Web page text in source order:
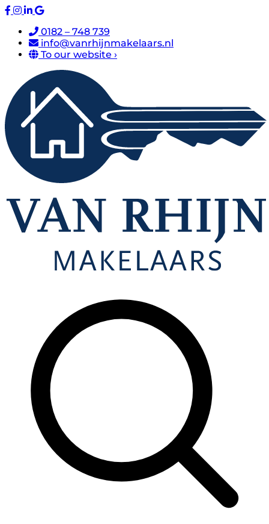
0182 – 748 739
info@vanrhijnmakelaars.nl
To our website ›